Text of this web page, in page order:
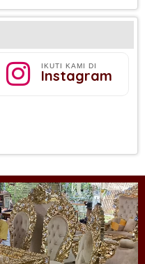
IKUTI KAMI DI
Instagram